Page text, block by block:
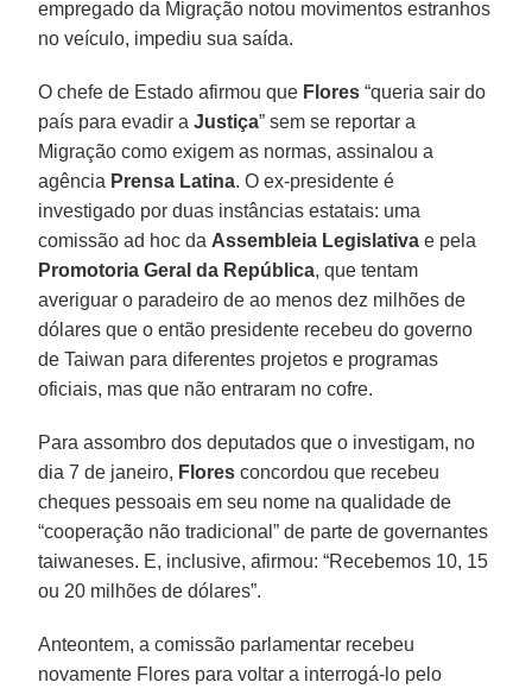
empregado da Migração notou movimentos estranhos
no veículo, impediu sua saída.
O chefe de Estado afirmou que Flores “queria sair do
país para evadir aJustiça” sem se reportar a
Migração como exigem as normas, assinalou a
agência Prensa Latina. O ex-presidente é
investigado por duas instâncias estatais: uma
comissão ad hoc da Assembleia Legislativa e pela
Promotoria Geral da República, que tentam
averiguar o paradeiro de ao menos dez milhões de
dólares que o então presidente recebeu do governo
de Taiwan para diferentes projetos e programas
oficiais, mas que não entraram no cofre.
Para assombro dos deputados que o investigam, no
dia 7 de janeiro, Flores concordou que recebeu
cheques pessoais em seu nome na qualidade de
“cooperação não tradicional” de parte de governantes
taiwaneses. E, inclusive, afirmou: “Recebemos 10, 15
ou 20 milhões de dólares”.
Anteontem, a comissão parlamentar recebeu
novamente Flores para voltar a interrogá-lo pelo